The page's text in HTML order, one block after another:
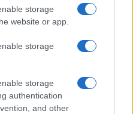
storage
website or app.
storage
storage
authentication
and other
S
a
re